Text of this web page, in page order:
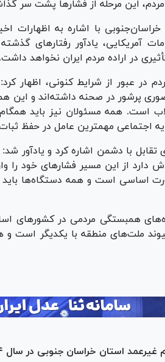
مردم، این مرحله از فشار‌ها پشت سر
با اشاره به اظهارات
آمریکایی، یادآور رفتار‌های
در اراده مردم ایران نخواهد داشت.
در عبور از شرایط کنونی، اظهار
پرشور در صحنه داشته‌اند و این
است. همه مسئولان نیز باید همگام
اجتماعی مهمترین عامل در حفظ
تقابل با دشمن اشاره کرد و یادآور
از این مسیر فشار‌های خود را
اساسی است و همه دستگاه‌ها
همبستگی مردمی در کشور‌های
ملت‌های منطقه با یکدیگر است و